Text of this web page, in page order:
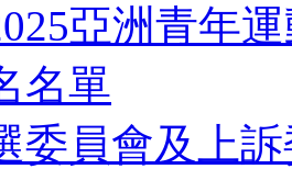
亞洲青年
名單
委員會及上